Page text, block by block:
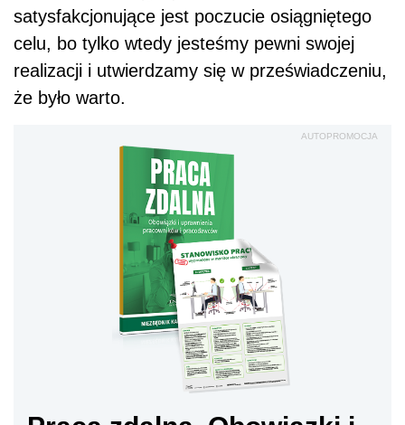
satysfakcjonujące jest poczucie osiągniętego
celu, bo tylko wtedy jesteśmy pewni swojej
realizacji i utwierdzamy się w przeświadczeniu,
że było warto.
AUTOPROMOCJA